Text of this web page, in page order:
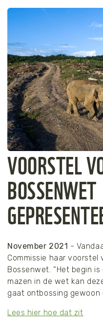
VOORSTEL
BOSSENWET
November 2021 -
Commissie haar voorstel
Bossenwet. “Het begin
mazen in de wet kan
gaat ontbossing gewoon
Lees hier hoe dat zit